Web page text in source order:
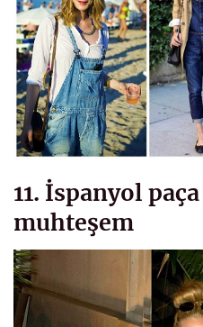
11. İspanyol
muhteşem